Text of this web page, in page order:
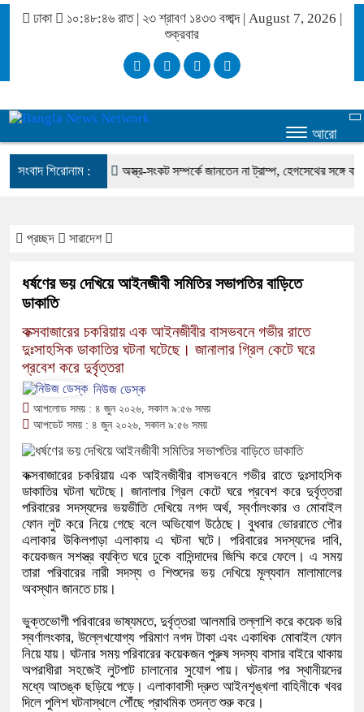
ঢাকা ১০:৪৮:৪৬ রাত| ২৩ শ্রাবণ ১৪৩৩ বঙ্গাব্দ | August 7, 2026 |
শুক্রবার
আরো
সংবাদ শিরোনাম :
সালমান এফ রহমান অস্ত্র-সংকট সম্পর্কে জানতেন না ট্রাম্প, হেগসেথের সঙ্গে
প্রচ্ছদ সারাদেশ
ধর্ষণের ভয় দেখিয়ে আইনজীবী সমিতির সভাপতির বাড়িতে
ডাকাতি
কক্সবাজারের চকরিয়ায় এক আইনজীবীর বাসভবনে গভীর রাতে
দুঃসাহসিক ডাকাতির ঘটনা ঘটেছে। জানালার গ্রিল কেটে ঘরে
প্রবেশ করে দুর্বৃত্তরা
নিউজ ডেস্ক
আপলোড সময় : ৪ জুন ২০২৬, সকাল ৯:৫৬ সময়
আপডেট সময় : ৪ জুন ২০২৬, সকাল ৯:৫৬ সময়
কক্সবাজারের চকরিয়ায় এক আইনজীবীর বাসভবনে গভীর রাতে দুঃসাহসিক
ডাকাতির ঘটনা ঘটেছে। জানালার গ্রিল কেটে ঘরে প্রবেশ করে দুর্বৃত্তরা
পরিবারের সদস্যদের ভয়ভীতি দেখিয়ে নগদ অর্থ, স্বর্ণালংকার ও মোবাইল
ফোন লুট করে নিয়ে গেছে বলে অভিযোগ উঠেছে। বুধবার ভোররাতে পৌর
এলাকার উকিলপাড়া এলাকায় এ ঘটনা ঘটে। পরিবারের সদস্যদের দাবি,
কয়েকজন সশস্ত্র ব্যক্তি ঘরে ঢুকে বাসিন্দাদের জিম্মি করে ফেলে। এ সময়
তারা পরিবারের নারী সদস্য ও শিশুদের ভয় দেখিয়ে মূল্যবান মালামালের
অবস্থান জানতে চায়।
ভুক্তভোগী পরিবারের ভাষ্যমতে, দুর্বৃত্তরা আলমারি তল্লাশি করে কয়েক ভরি
স্বর্ণালংকার, উল্লেখযোগ্য পরিমাণ নগদ টাকা এবং একাধিক মোবাইল ফোন
নিয়ে যায়। ঘটনার সময় পরিবারের কয়েকজন পুরুষ সদস্য বাসার বাইরে থাকায়
অপরাধীরা সহজেই লুটপাট চালানোর সুযোগ পায়। ঘটনার পর স্থানীয়দের
মধ্যে আতঙ্ক ছড়িয়ে পড়ে। এলাকাবাসী দ্রুত আইনশৃঙ্খলা বাহিনীকে খবর
দিলে পুলিশ ঘটনাস্থলে পৌঁছে প্রাথমিক তদন্ত শুরু করে।